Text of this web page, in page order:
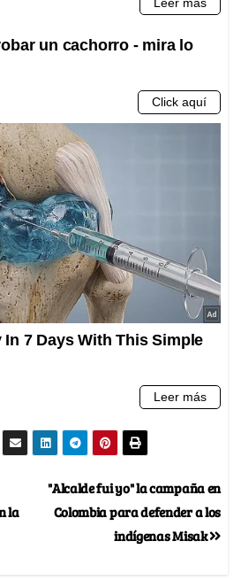
"Alcalde fui yo" la campaña en
Colombia para defender a los
indígenas Misak
la